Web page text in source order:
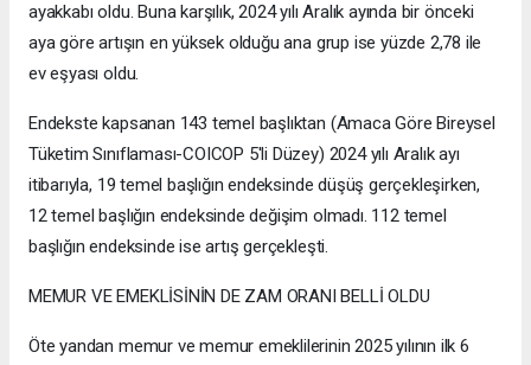
ayakkabı oldu. Buna karşılık, 2024 yılı Aralık ayında bir önceki
aya göre artışın en yüksek olduğu ana grup ise yüzde 2,78 ile
ev eşyası oldu.
Endekste kapsanan 143 temel başlıktan (Amaca Göre Bireysel
Tüketim Sınıflaması-COICOP 5'li Düzey) 2024 yılı Aralık ayı
itibarıyla, 19 temel başlığın endeksinde düşüş gerçekleşirken,
12 temel başlığın endeksinde değişim olmadı. 112 temel
başlığın endeksinde ise artış gerçekleşti.
MEMUR VE EMEKLİSİNİN DE ZAM ORANI BELLİ OLDU
Öte yandan memur ve memur emeklilerinin 2025 yılının ilk 6